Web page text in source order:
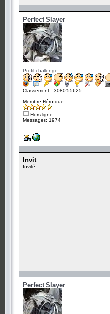
Perfect Slayer
Profil challenge
Classement : 3080/55625
Membre Héroïque
Hors ligne
Messages: 1974
Invit
Invité
Perfect Slayer